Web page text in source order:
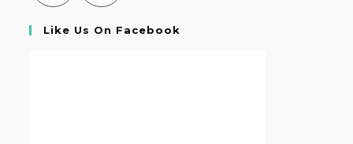
Like Us On Facebook